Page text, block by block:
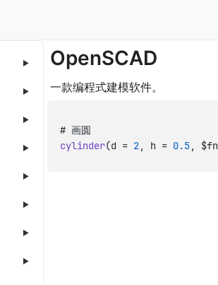
OpenSCAD
一款编程式建模软件。
cylinder(d = 2, h = 0.5,